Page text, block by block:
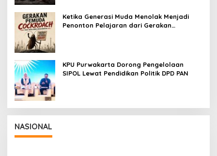
Ketika Generasi Muda Menolak Menjadi
Penonton Pelajaran dari Gerakan
KPU Purwakarta Dorong Pengelolaan
SIPOL Lewat Pendidikan Politik DPD PAN
NASIONAL